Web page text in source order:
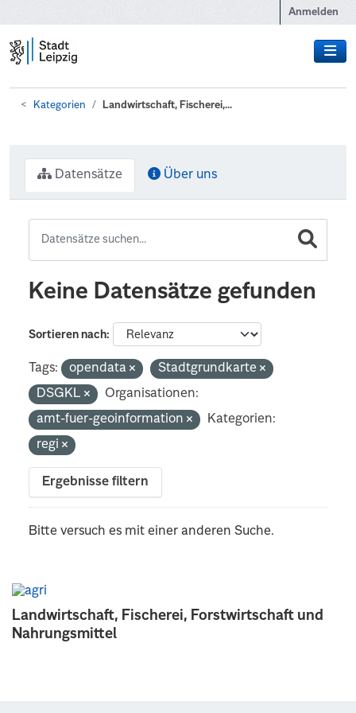
Anmelden
Kategorien Landwirtschaft, Fischerei,...
Landwirtschaft, Fischerei, Forstwirtschaft und
Nahrungsmittel
Datensätze Über uns
Keine Datensätze gefunden
Sortieren nach
Tags: opendata
Stadtgrundkarte
DSGKL
Organisationen:
amt-fuer-geoinformation
Kategorien:
regi
Ergebnisse filtern
Bitte versuch es mit einer anderen Suche.